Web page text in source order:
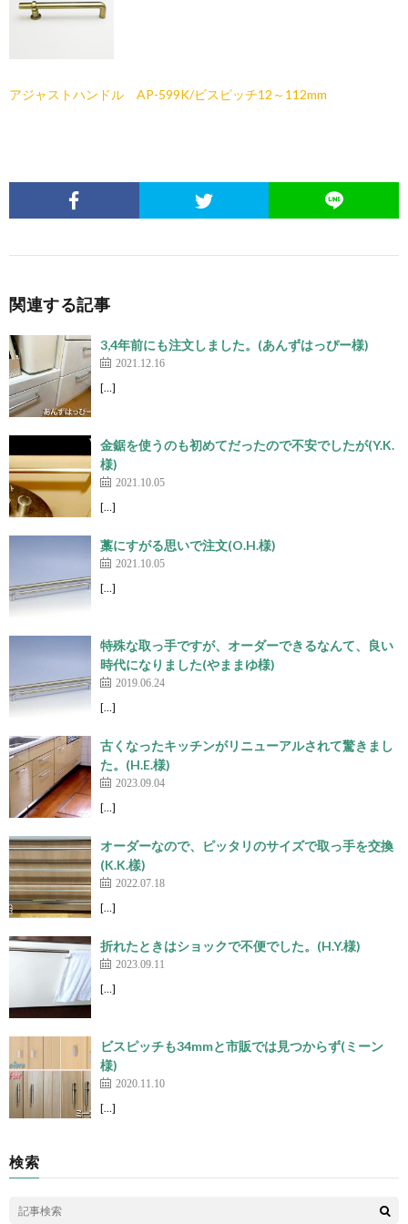
アジャストハンドル AP-599K/ビスピッチ12～112mm
関連する記事
3,4年前にも注文しました。(あんずはっぴー様)
2021.12.16
[…]
金鋸を使うのも初めてだったので不安でしたが(Y.K.
様)
2021.10.05
[…]
藁にすがる思いで注文(O.H.様)
2021.10.05
[…]
特殊な取っ手ですが、オーダーできるなんて、良い
時代になりました(やままゆ様)
2019.06.24
[…]
古くなったキッチンがリニューアルされて驚きまし
た。(H.E.様)
2023.09.04
[…]
オーダーなので、ピッタリのサイズで取っ手を交換
(K.K.樣)
2022.07.18
[…]
折れたときはショックで不便でした。(H.Y.様)
2023.09.11
[…]
ビスピッチも34mmと市販では見つからず(ミーン
様)
2020.11.10
[…]
検索